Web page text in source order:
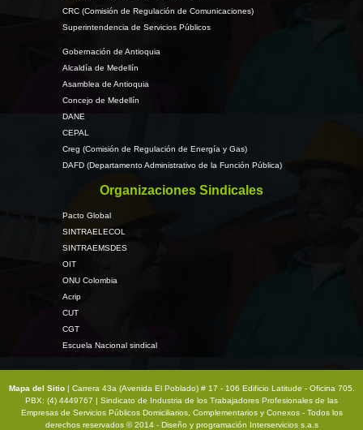
CRC (Comisión de Regulación de Comunicaciones)
Superintendencia de Servicios Públicos
Gobernación de Antioquia
Alcaldía de Medellín
Asamblea de Antioquia
Concejo de Medellín
DANE
CEPAL
Creg (Comisión de Regulación de Energía y Gas)
DAFD (Departamento Administrativo de la Función Pública)
Organizaciones Sindicales
Pacto Global
SINTRAELECOL
SINTRAEMSDES
OIT
ONU Colombia
Acrip
CUT
CGT
Escuela Nacional sindical
Mapa del Sitio | Carrera 43a (Avenida El Poblado) # 17 - 106 Edificio Latitude - Oficina 705.
PBX: (4) 4449767 | Sindicato de Industria de los Trabajadores Profesionales de las
Empresas de Servicios Públicos Domiciliarios, Complementarios y Conexos - Todos los
derechos reservados © 2014 - Diseño y programación Interservicios s.a.s